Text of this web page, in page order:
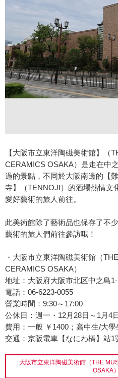
【大阪市立東洋陶磁美術館】（
CERAMICS OSAKA）是走在中
過的景點，不同於大阪南邊的【
寺】（TENNOJI）的酒場熱情文
愛好藝術的旅人前往。
此美術館除了藝術品也保存了不
藝術的旅人們前往參訪哦！
・大阪市立東洋陶磁美術館（
CERAMICS OSAKA）
地址：大阪府大阪市北区中之島
電話：06-6223-0055
營業時間：9:30～17:00
公休日：週一・12月28日～1月4
費用：一般 ￥1400；高中生/大學
交通：京阪電車【なにわ橋】站1
大阪市立東洋陶磁美術館（THE
OSAKA